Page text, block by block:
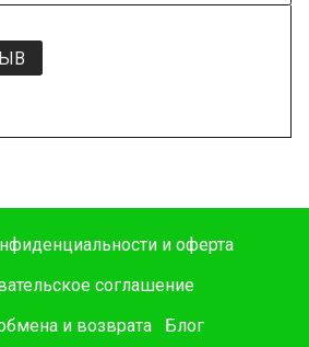
и оферта
соглашение
и возврата
Блог